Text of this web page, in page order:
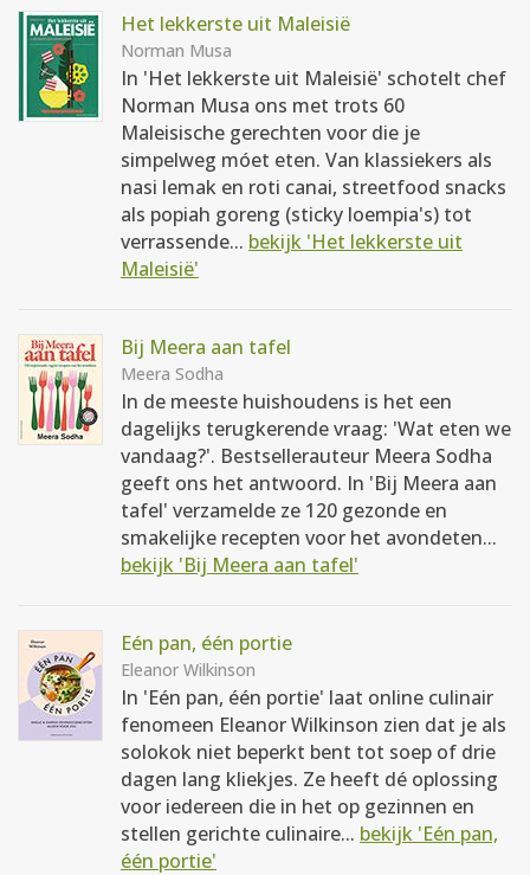
Het lekkerste uit Maleisië
Norman Musa
In 'Het lekkerste uit Maleisië' schotelt chef
Norman Musa ons met trots 60
Maleisische gerechten voor die je
simpelweg móet eten. Van klassiekers als
nasi lemak en roti canai, streetfood snacks
als popiah goreng (sticky loempia's) tot
verrassende... bekijk 'Het lekkerste uit
Maleisië'
Bij Meera aan tafel
Meera Sodha
In de meeste huishoudens is het een
dagelijks terugkerende vraag: 'Wat eten we
vandaag?'. Bestsellerauteur Meera Sodha
geeft ons het antwoord. In 'Bij Meera aan
tafel' verzamelde ze 120 gezonde en
smakelijke recepten voor het avondeten...
bekijk 'Bij Meera aan tafel'
Eén pan, één portie
Eleanor Wilkinson
In 'Eén pan, één portie' laat online culinair
fenomeen Eleanor Wilkinson zien dat je als
solokok niet beperkt bent tot soep of drie
dagen lang kliekjes. Ze heeft dé oplossing
voor iedereen die in het op gezinnen en
stellen gerichte culinaire... bekijk 'Eén pan,
één portie'